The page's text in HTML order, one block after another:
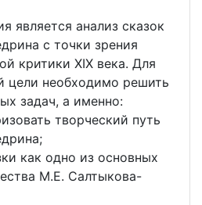
является анализ сказок
с точки зрения
критики XIX века. Для
цели необходимо решить
задач, а именно:
творческий путь
как одно из основных
М.Е. Салтыкова-